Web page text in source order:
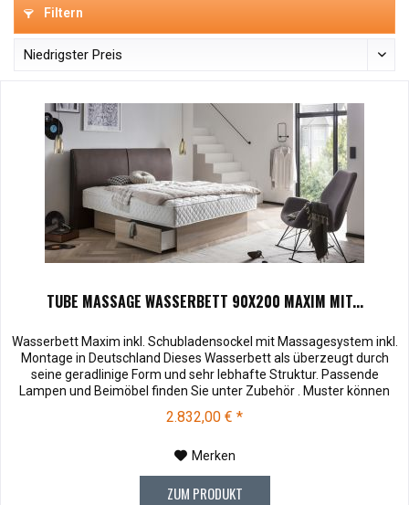
Filtern
TUBE MASSAGE WASSERBETT 90X200 MAXIM MIT...
Wasserbett Maxim inkl. Schubladensockel mit Massagesystem inkl.
Montage in Deutschland Dieses Wasserbett als überzeugt durch
seine geradlinige Form und sehr lebhafte Struktur. Passende
Lampen und Beimöbel finden Sie unter Zubehör . Muster können
Rücksendung werden Ihnen die 10,00 € wieder vergütet.
2.832,00 € *
Merken
ZUM PRODUKT